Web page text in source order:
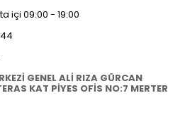
içi 09:00 - 19:00
GENEL ALİ RIZA GÜRCAN
KAT PİYES OFİS NO:7 MERTER